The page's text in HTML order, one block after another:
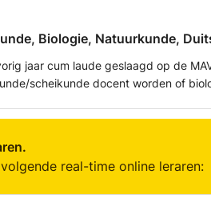
Biologie, Natuurkunde,
jaar cum laude geslaagd op de
scheikunde docent worden of
biologie en natuurkunde. Ook ben
real-time online leraren: